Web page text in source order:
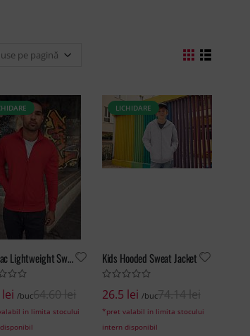
Hanorac Lightweight Sweat Jacket
lei/buc64.60 lei
in limita stocului
disponibil
LICHIDARE
Kids Hooded Sweat Jacket
26.5 lei /buc74.14 lei
*pret valabil in limita stocului
intern disponibil